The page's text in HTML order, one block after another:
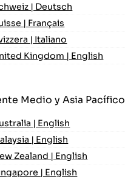
| Deutsch
| Français
| Italiano
Kingdom | English
Medio y Asia Pacífico
| English
| English
Zealand | English
| English